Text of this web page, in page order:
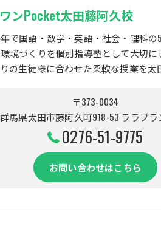
ンPocket太田藤阿久校
で国語・数学・英語・社会・理科
境づくりを個別指導塾として大切
の生徒様に合わせた柔軟な授業を太
〒373-0034
群馬県太田市藤阿久町918-53 ララブラ
0276-51-9775
お問い合わせはこちら